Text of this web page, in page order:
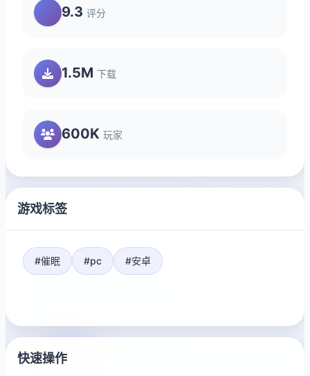
9.3 评分
1.5M 下载
600K 玩家
游戏标签
#催眠 #pc #安卓
快速操作